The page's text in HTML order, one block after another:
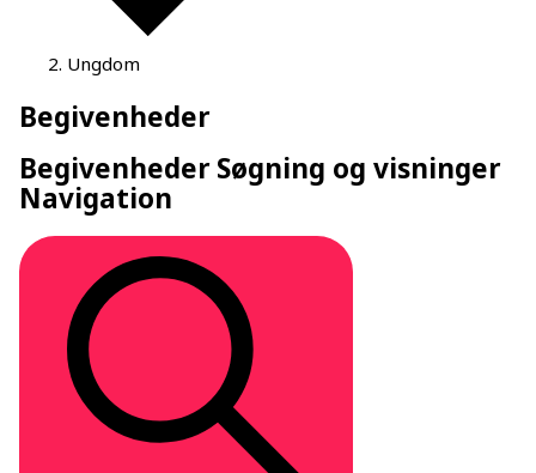
Ungdom
Begivenheder
Begivenheder Søgning og visninger
Navigation